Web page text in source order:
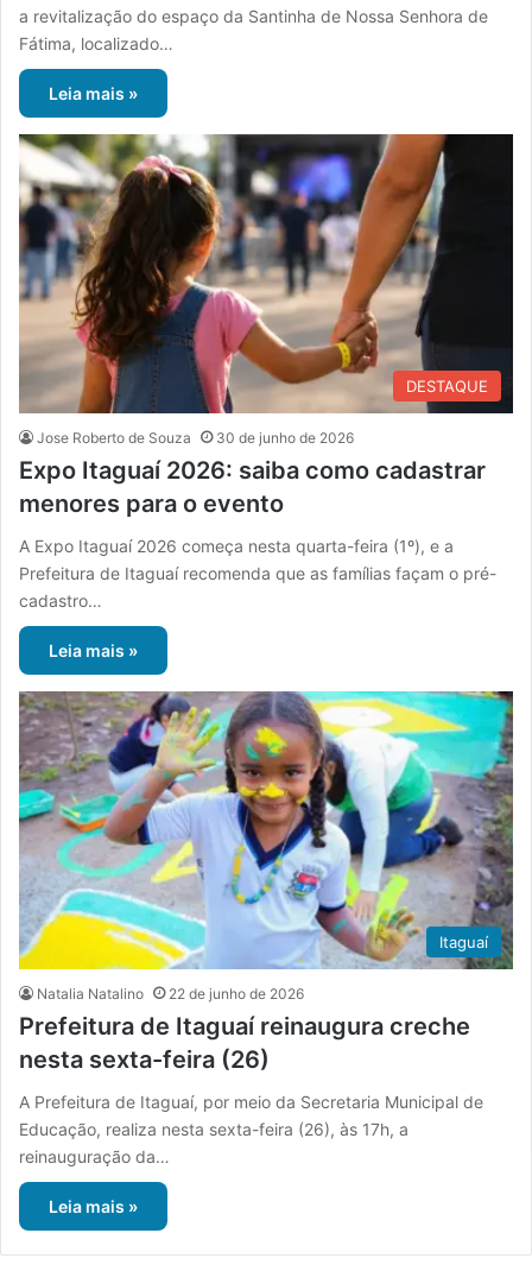
a revitalização do espaço da Santinha de Nossa Senhora de
Fátima, localizado…
Leia mais »
DESTAQUE
Jose Roberto de Souza 30 de junho de 2026
Expo Itaguaí 2026: saiba como cadastrar
menores para o evento
A Expo Itaguaí 2026 começa nesta quarta-feira (1º), e a
Prefeitura de Itaguaí recomenda que as famílias façam o pré-
cadastro…
Leia mais »
Itaguaí
Natalia Natalino 22 de junho de 2026
Prefeitura de Itaguaí reinaugura creche
nesta sexta-feira (26)
A Prefeitura de Itaguaí, por meio da Secretaria Municipal de
Educação, realiza nesta sexta-feira (26), às 17h, a
reinauguração da…
Leia mais »